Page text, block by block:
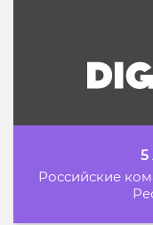
5
Российские